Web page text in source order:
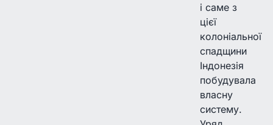
і саме з
цієї
колоніальної
спадщини
Індонезія
побудувала
власну
систему.